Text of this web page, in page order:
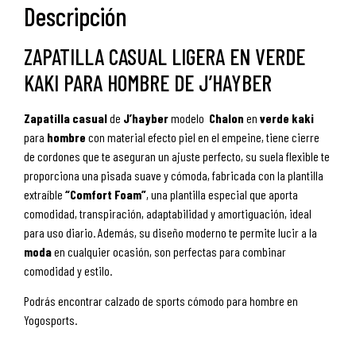
Descripción
ZAPATILLA CASUAL LIGERA EN VERDE
KAKI PARA HOMBRE DE J’HAYBER
Zapatilla casualde J’haybermodelo Chalon en verde kaki
para hombre con material efecto piel en el empeine, tiene cierre
de cordones que te aseguran un ajuste perfecto, su suela flexible te
proporciona una pisada suave y cómoda, fabricada con la plantilla
extraíble “Comfort Foam”, una plantilla especial que aporta
comodidad, transpiración, adaptabilidad y amortiguación, ideal
para uso diario. Además, su diseño moderno te permite lucir a la
modaen cualquier ocasión, son perfectas para combinar
comodidad y estilo.
Podrás encontrar calzado de sports cómodo para hombre en
Yogosports.